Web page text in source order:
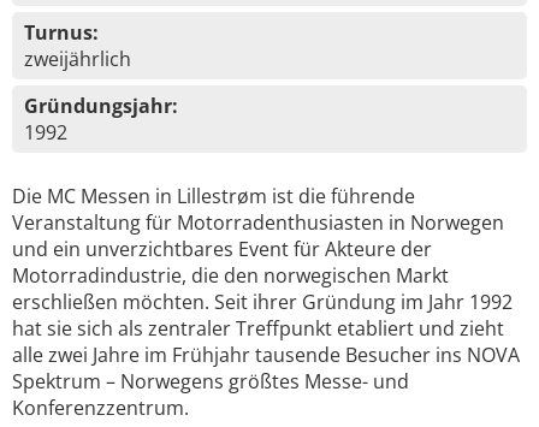
Turnus:
zweijährlich
Gründungsjahr:
1992
Die MC Messen in Lillestrøm ist die führende
Veranstaltung für Motorradenthusiasten in Norwegen
und ein unverzichtbares Event für Akteure der
Motorradindustrie, die den norwegischen Markt
erschließen möchten. Seit ihrer Gründung im Jahr 1992
hat sie sich als zentraler Treffpunkt etabliert und zieht
alle zwei Jahre im Frühjahr tausende Besucher ins NOVA
Spektrum – Norwegens größtes Messe- und
Konferenzzentrum.